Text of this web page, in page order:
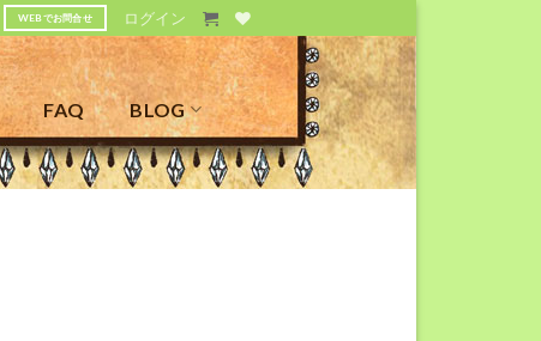
WEBでお問合せ ログイン
FAQ BLOG